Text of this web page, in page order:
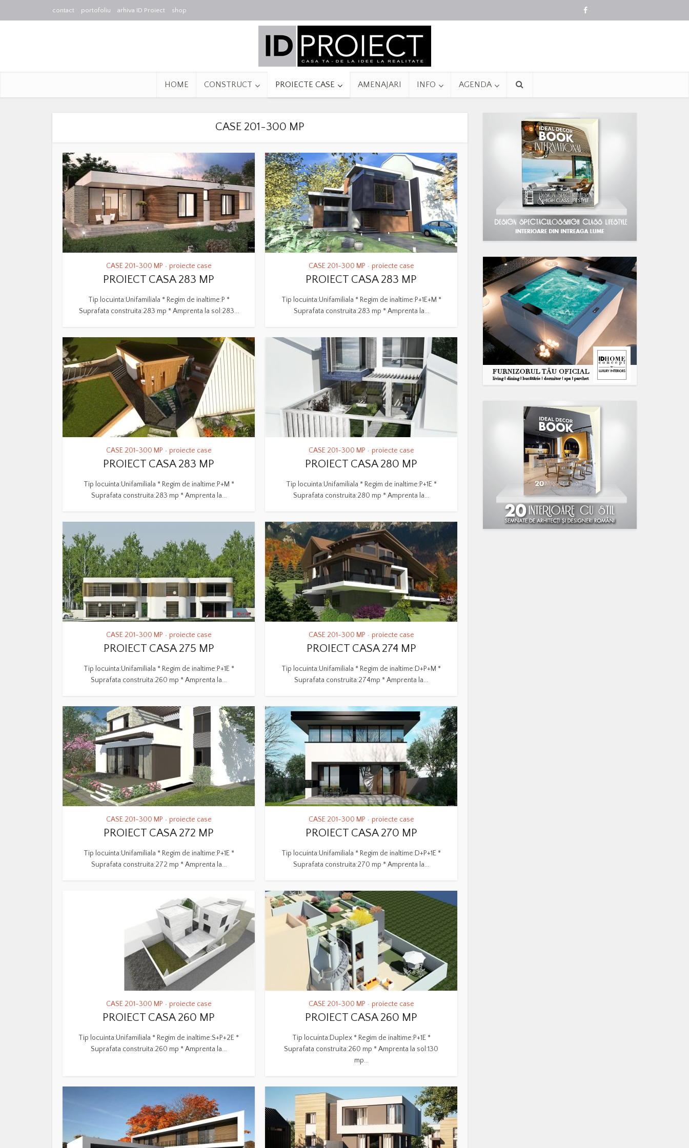
contact portofoliu arhiva ID Proiect shop
HOME CONSTRUCT PROIECTE CASE AMENAJARI INFO AGENDA
CASE 201-300 MP
CASE 201-300 MP • proiecte case
PROIECT CASA 283 MP
Tip locuinta:Unifamiliala * Regim de inaltime:P *
Suprafata construita:283 mp * Amprenta la sol:283...
CASE 201-300 MP • proiecte case
PROIECT CASA 283 MP
Tip locuinta:Unifamiliala * Regim de inaltime:P+1E+M *
Suprafata construita:283 mp * Amprenta la...
CASE 201-300 MP • proiecte case
PROIECT CASA 283 MP
Tip locuinta:Unifamiliala * Regim de inaltime:P+M *
Suprafata construita:283 mp * Amprenta la...
CASE 201-300 MP • proiecte case
PROIECT CASA 280 MP
Tip locuinta:Unifamiliala * Regim de inaltime:P+1E *
Suprafata construita:280 mp * Amprenta la...
CASE 201-300 MP • proiecte case
PROIECT CASA 275 MP
Tip locuinta:Unifamiliala * Regim de inaltime:P+1E *
Suprafata construita:260 mp * Amprenta la...
CASE 201-300 MP • proiecte case
PROIECT CASA 274 MP
Tip locuinta:Unifamiliala * Regim de inaltime:D+P+M *
Suprafata construita:274mp * Amprenta la...
CASE 201-300 MP • proiecte case
PROIECT CASA 272 MP
Tip locuinta:Unifamiliala * Regim de inaltime:P+1E *
Suprafata construita:272 mp * Amprenta la...
CASE 201-300 MP • proiecte case
PROIECT CASA 270 MP
Tip locuinta:Unifamiliala * Regim de inaltime:D+P+1E *
Suprafata construita:270 mp * Amprenta la...
CASE 201-300 MP • proiecte case
PROIECT CASA 260 MP
Tip locuinta:Unifamiliala * Regim de inaltime:S+P+2E *
Suprafata construita:260 mp * Amprenta la...
CASE 201-300 MP • proiecte case
PROIECT CASA 260 MP
Tip locuinta:Duplex * Regim de inaltime:P+1E *
Suprafata construita:260 mp * Amprenta la sol:130
mp...